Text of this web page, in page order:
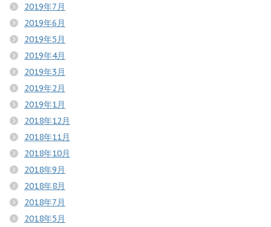
2019年7月
2019年6月
2019年5月
2019年4月
2019年3月
2019年2月
2019年1月
2018年12月
2018年11月
2018年10月
2018年9月
2018年8月
2018年7月
2018年5月